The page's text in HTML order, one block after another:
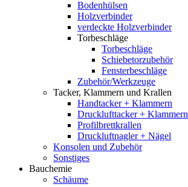
Bodenhülsen
Holzverbinder
verdeckte Holzverbinder
Torbeschläge
Torbeschläge
Schiebetorzubehör
Fensterbeschläge
Zubehör/Werkzeuge
Tacker, Klammern und Krallen
Handtacker + Klammern
Drucklufttacker + Klammern
Profilbrettkrallen
Druckluftnagler + Nägel
Konsolen und Zubehör
Sonstiges
Bauchemie
Schäume